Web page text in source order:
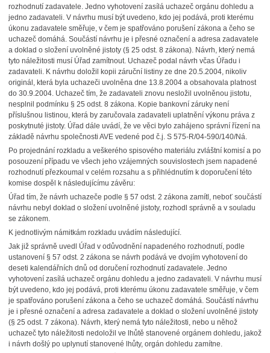
rozhodnutí zadavatele. Jedno vyhotovení zasílá uchazeč orgánu dohledu a
jedno zadavateli. V návrhu musí být uvedeno, kdo jej podává, proti kterému
úkonu zadavatele směřuje, v čem je spatřováno porušení zákona a čeho se
uchazeč domáhá. Součástí návrhu je i přesné označení a adresa zadavatele
a doklad o složení uvolněné jistoty (§ 25 odst. 8 zákona). Návrh, který nemá
tyto náležitosti musí Úřad zamítnout. Uchazeč podal návrh včas Úřadu i
zadavateli. K návrhu doložil kopii záruční listiny ze dne 20.5.2004, nikoliv
originál, která byla uchazeči uvolněna dne 13.8.2004 a obsahovala platnost
do 30.9.2004. Uchazeč tím, že zadavateli znovu nesložil uvolněnou jistotu,
nesplnil podmínku § 25 odst. 8 zákona. Kopie bankovní záruky není
příslušnou listinou, která by zaručovala zadavateli uplatnění výkonu práva z
poskytnuté jistoty. Úřad dále uvádí, že ve věci bylo zahájeno správní řízení na
základě návrhu společnosti AVE vedené pod č.j. S 575-R/04-590/140/Ná.
Po projednání rozkladu a veškerého spisového materiálu zvláštní komisí a po
posouzení případu ve všech jeho vzájemných souvislostech jsem napadené
rozhodnutí přezkoumal v celém rozsahu a s přihlédnutím k doporučení této
komise dospěl k následujícímu závěru:
Úřad tím, že návrh uchazeče podle § 57 odst. 2 zákona zamítl, neboť součástí
návrhu nebyl doklad o složení uvolněné jistoty, rozhodl správně a v souladu
se zákonem.
K jednotlivým námitkám rozkladu uvádím následující.
Jak již správně uvedl Úřad v odůvodnění napadeného rozhodnutí, podle
ustanovení § 57 odst. 2 zákona se návrh podává ve dvojím vyhotovení do
deseti kalendářních dnů od doručení rozhodnutí zadavatele. Jedno
vyhotovení zasílá uchazeč orgánu dohledu a jedno zadavateli. V návrhu musí
být uvedeno, kdo jej podává, proti kterému úkonu zadavatele směřuje, v čem
je spatřováno porušení zákona a čeho se uchazeč domáhá. Součástí návrhu
je i přesné označení a adresa zadavatele a doklad o složení uvolněné jistoty
(§ 25 odst. 7 zákona). Návrh, který nemá tyto náležitosti, nebo u něhož
uchazeč tyto náležitosti nedoložil ve lhůtě stanovené orgánem dohledu, jakož
i návrh došlý po uplynutí stanovené lhůty, orgán dohledu zamítne.